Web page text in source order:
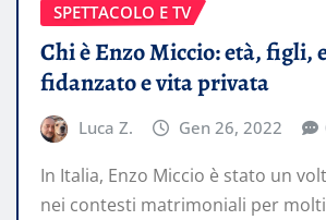
SPETTACOLO E TV
Chi è Enzo Miccio: età, figli,
fidanzato e vita privata
Luca Z. Gen 26, 2022
In Italia, Enzo Miccio è stato un
nei contesti matrimoniali per